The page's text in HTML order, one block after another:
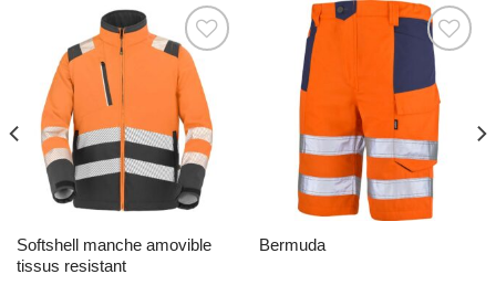
Ajouter à la liste d’envies
softshell manche amovible
tissus resistant
Ajouter à la liste d’envies
bermuda